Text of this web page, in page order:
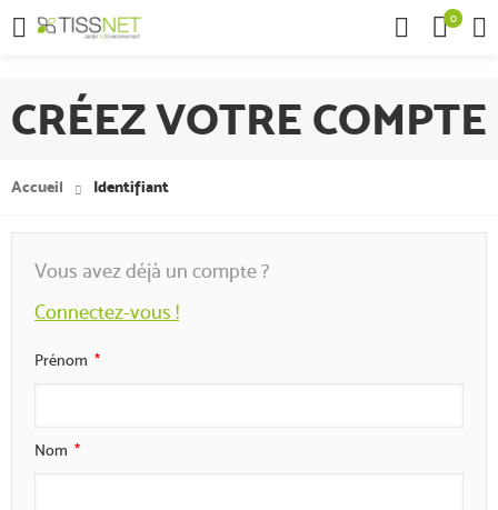
 0
CRÉEZ VOTRE COMPTE
Accueil Identifiant
Vous avez déjà un compte ?
Connectez-vous !
Prénom
Nom